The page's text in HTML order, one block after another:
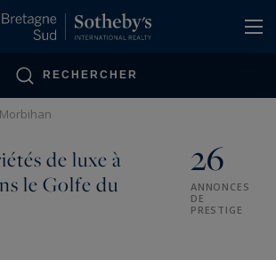
RECHERCHER
de luxe à
le Golfe du
26
ANNONCES
DE
PRESTIGE